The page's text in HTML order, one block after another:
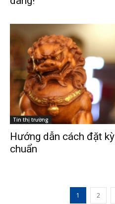
Tin thị trường
Hướng dẫn cách đặt
chuẩn
1 2